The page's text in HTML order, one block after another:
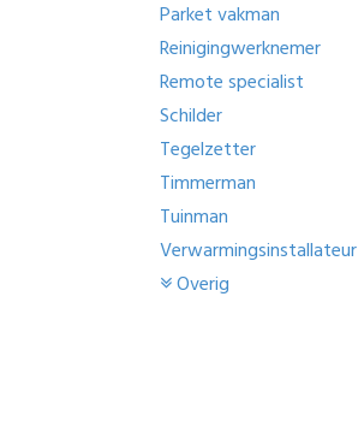
Parket vakman
Reinigingwerknemer
Remote specialist
Schilder
Tegelzetter
Timmerman
Tuinman
Verwarmingsinstallateur
Overig